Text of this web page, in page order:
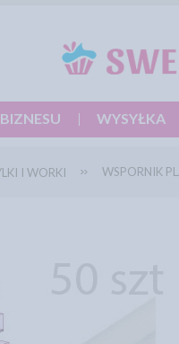
WYSYŁKA
I WORKI WSPORNIK